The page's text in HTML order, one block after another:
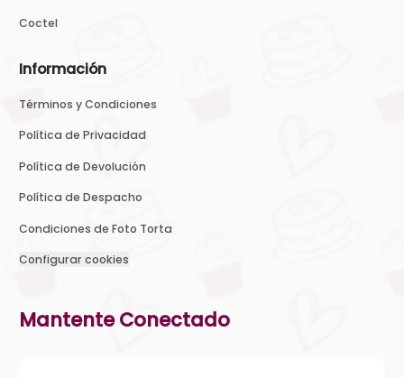
Coctel
Información
Términos y Condiciones
Política de Privacidad
Política de Devolución
Política de Despacho
Condiciones de Foto Torta
Configurar cookies
Mantente Conectado